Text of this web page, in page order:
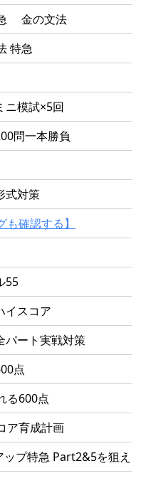
金の文法
特急
模試×5回
問一本勝負
対策
も確認する】
55
イスコア
パート実戦対策
点
る600点
ア育成計画
ップ特急 Part2&5を狙え